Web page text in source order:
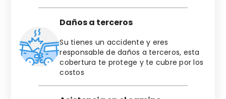
Daños a terceros
Su tienes un accidente y eres
responsable de daños a terceros, esta
cobertura te protege y te cubre por los
costos